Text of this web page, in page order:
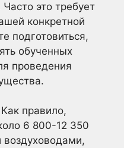
это требует
конкретной
подготовиться,
обученных
проведения
правило,
6 800-12 350